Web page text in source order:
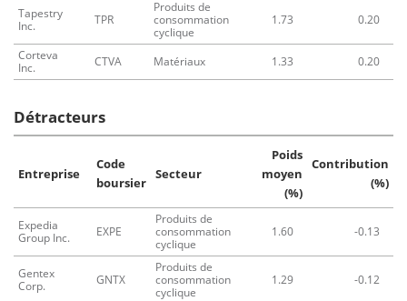
Tapestry
Inc.
TPR
Produits de
consommation
cyclique
1.73 0.20
Corteva
Inc.
CTVA Matériaux 1.33 0.20
Détracteurs
Entreprise
Code
boursier
Secteur
Poids
moyen
(%)
Contribution
(%)
Expedia
Group Inc.
EXPE
Produits de
consommation
cyclique
1.60 -0.13
Gentex
Corp.
GNTX
Produits de
consommation
cyclique
1.29 -0.12